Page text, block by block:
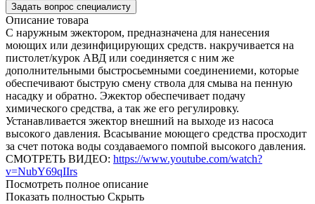
Задать вопрос специалисту
Описание товара
C наружным эжектором, предназначена для нанесения
моющих или дезинфицирующих средств. накручивается на
пистолет/курок АВД или соединяется с ним же
дополнительными быстросьемными соединениеми, которые
обеспечивают быструю смену ствола для смыва на пенную
насадку и обратно. Эжектор обеспечивает подачу
химического средства, а так же его регулировку.
Устанавливается эжектор внешний на выходе из насоса
высокого давления. Всасывание моющего средства просходит
за счет потока воды создаваемого помпой высокого давления.
СМОТРЕТЬ ВИДЕО: https://www.youtube.com/watch?
v=NubY69qIIrs
Посмотреть полное описание
Показать полностью Скрыть